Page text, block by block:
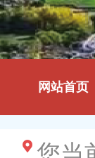
网站首页